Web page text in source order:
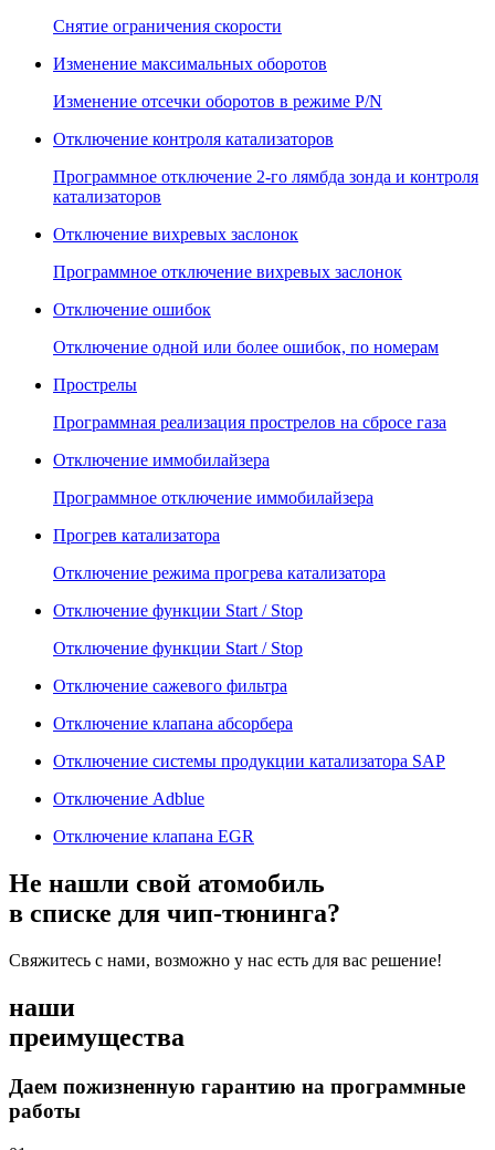
Снятие ограничения скорости
Изменение максимальных оборотов
Изменение отсечки оборотов в режиме P/N
Отключение контроля катализаторов
Программное отключение 2-го лямбда зонда и контроля
катализаторов
Отключение вихревых заслонок
Программное отключение вихревых заслонок
Отключение ошибок
Отключение одной или более ошибок, по номерам
Прострелы
Программная реализация прострелов на сбросе газа
Отключение иммобилайзера
Программное отключение иммобилайзера
Прогрев катализатора
Отключение режима прогрева катализатора
Отключение функции Start / Stop
Отключение функции Start / Stop
Отключение сажевого фильтра
Отключение клапана абсорбера
Отключение системы продукции катализатора SAP
Отключение Adblue
Отключение клапана EGR
Не нашли свой атомобиль
в списке для чип-тюнинга?
Свяжитесь с нами, возможно у нас есть для вас решение!
наши
преимущества
Даем пожизненную гарантию на программные
работы